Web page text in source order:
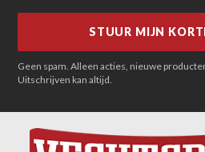
Geen spam. Alleen acties, nieuwe
Uitschrijven kan altijd.